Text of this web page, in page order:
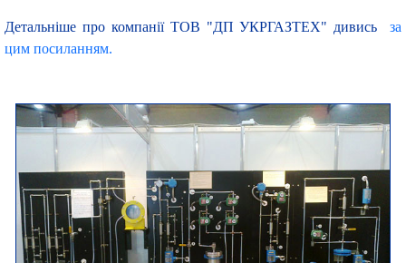
Детальніше про компанії ТОВ "ДП УКРГАЗТЕХ" дивись за
цим посиланням.